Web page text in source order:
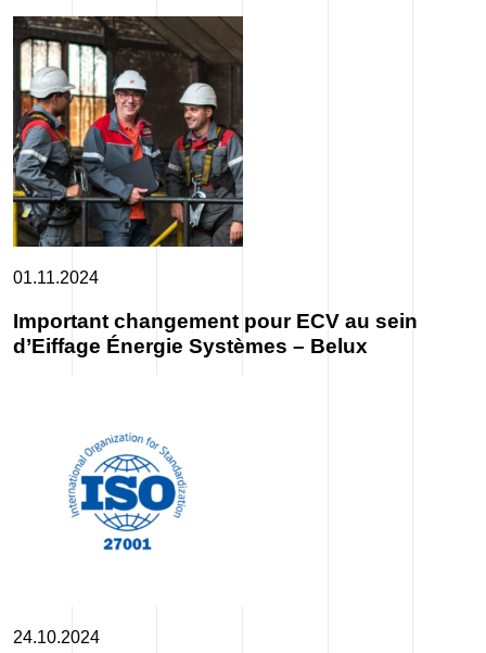
01.11.2024
Important changement pour ECV au sein
d’Eiffage Énergie Systèmes – Belux
24.10.2024